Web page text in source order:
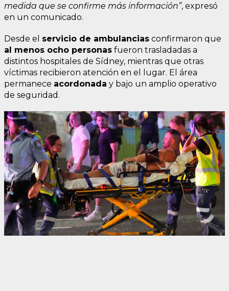
medida que se confirme más información”, expresó
en un comunicado.
Desde el servicio de ambulancias confirmaron que
al menos ocho personas fueron trasladadas a
distintos hospitales de Sídney, mientras que otras
víctimas recibieron atención en el lugar. El área
permanece acordonada y bajo un amplio operativo
de seguridad.